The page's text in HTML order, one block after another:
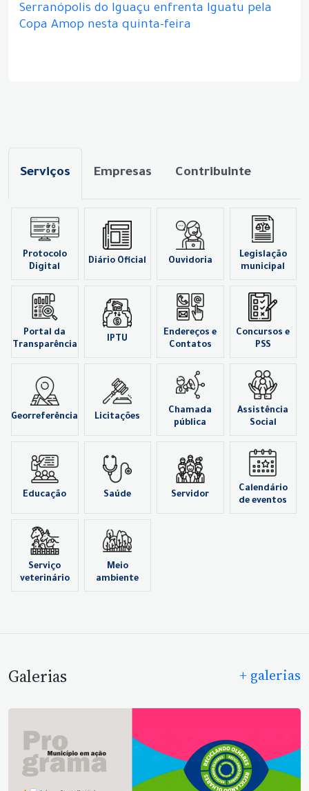
Serranópolis do Iguaçu enfrenta Iguatu pela
Copa Amop nesta quinta-feira
Serviços Empresas Contribuinte
Protocolo
Digital
Diário Oficial Ouvidoria
Legislação
municipal
Portal da
Transparência
IPTU
Endereços e
Contatos
Concursos e
PSS
Georreferência Licitações
Chamada
pública
Assistência
Social
Educação Saúde Servidor
Calendário
de eventos
Serviço
veterinário
Meio
ambiente
Galerias + galerias